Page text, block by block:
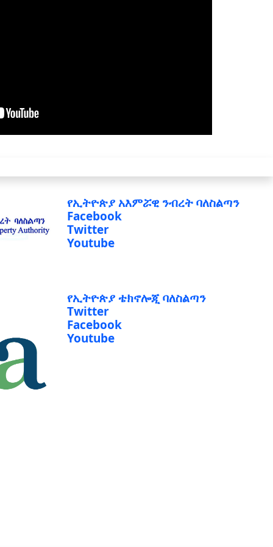
የኢትዮጵያ አእምሯዊ ንብረት ባለስልጣን
Facebook
Twitter
Youtube
የኢትዮጵያ ቴክኖሎጂ ባለስልጣን
Twitter
Facebook
Youtube